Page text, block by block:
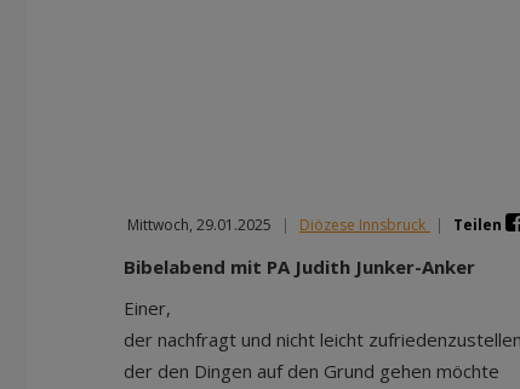
Mittwoch, 29.01.2025 | Diözese Innsbruck | Teilen
Bibelabend mit PA Judith Junker-Anker
Einer,
der nachfragt und nicht leicht
der den Dingen auf den Grund gehen möchte